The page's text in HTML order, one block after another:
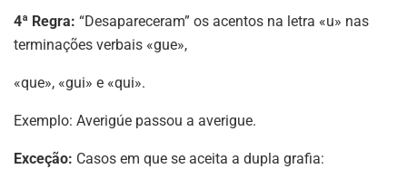
4ª Regra: “Desapareceram” os acentos na letra «u» nas
terminações verbais «gue»,
«que», «gui» e «qui».
Exemplo: Averigúe passou a averigue.
Exceção: Casos em que se aceita a dupla grafia: